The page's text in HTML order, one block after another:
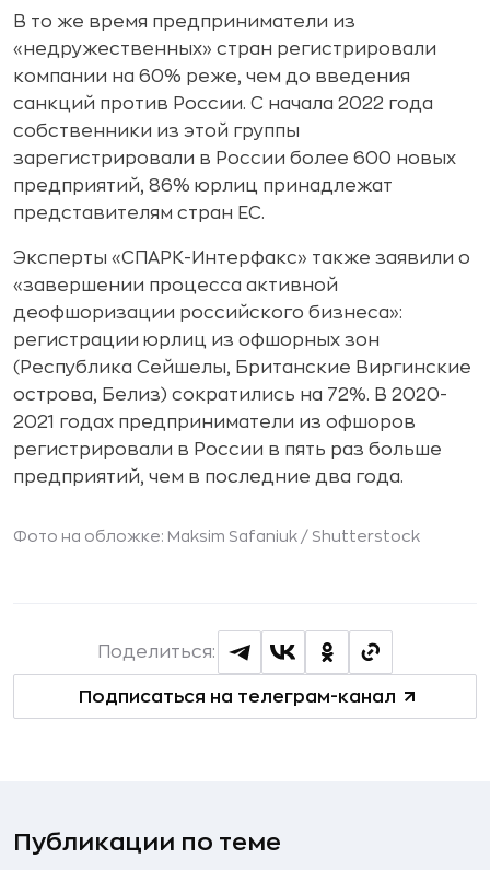
В то же время предприниматели из
«недружественных» стран регистрировали
компании на 60% реже, чем до введения
санкций против России. С начала 2022 года
собственники из этой группы
зарегистрировали в России более 600 новых
предприятий, 86% юрлиц принадлежат
представителям стран ЕС.
Эксперты «СПАРК-Интерфакс» также заявили о
«завершении процесса активной
деофшоризации российского бизнеса»:
регистрации юрлиц из офшорных зон
(Республика Сейшелы, Британские Виргинские
острова, Белиз) сократились на 72%. В 2020-
2021 годах предприниматели из офшоров
регистрировали в России в пять раз больше
предприятий, чем в последние два года.
Фото на обложке: Maksim Safaniuk / Shutterstock
Подписаться на телеграм-канал
Поделиться:
Публикации по теме